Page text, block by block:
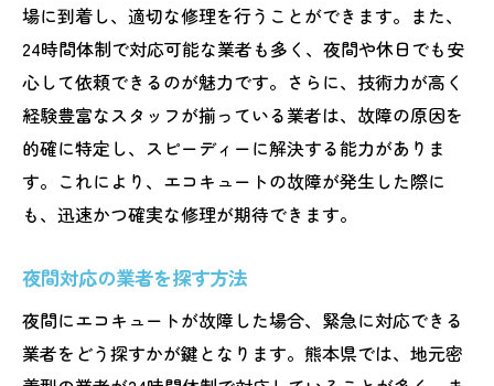
場に到着し、適切な修理を行うことができます。また、
24時間体制で対応可能な業者も多く、夜間や休日でも安
心して依頼できるのが魅力です。さらに、技術力が高く
経験豊富なスタッフが揃っている業者は、故障の原因を
的確に特定し、スピーディーに解決する能力がありま
す。これにより、エコキュートの故障が発生した際に
も、迅速かつ確実な修理が期待できます。
夜間対応の業者を探す方法
夜間にエコキュートが故障した場合、緊急に対応できる
業者をどう探すかが鍵となります。熊本県では、地元密